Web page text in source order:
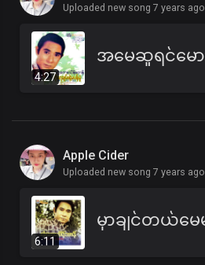
Uploaded new song 7 years ago
4:27
Apple Cider
Uploaded new song 7 years ago
6:11